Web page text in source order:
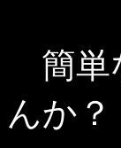
簡単
んか？